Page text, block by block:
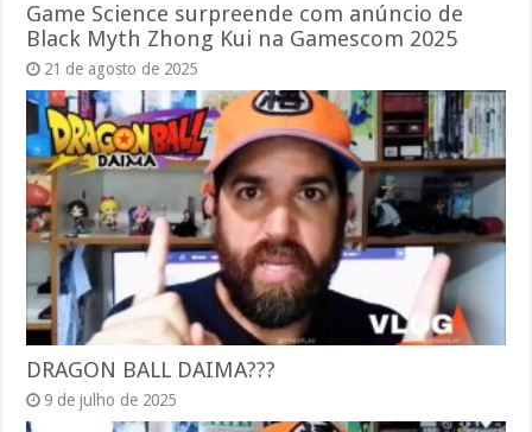
Game Science surpreende com anúncio de
Black Myth Zhong Kui na Gamescom 2025
21 de agosto de 2025
DRAGON BALL DAIMA???
9 de julho de 2025